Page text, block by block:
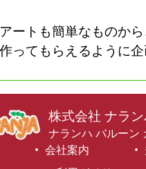
ートも簡単なものか
ってもらえるように企
株式会社 ナラ
ナランハ バルーン
会社案内